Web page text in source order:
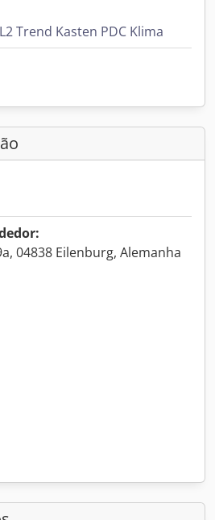
Trend Kasten PDC Klima
04838 Eilenburg, Alemanha